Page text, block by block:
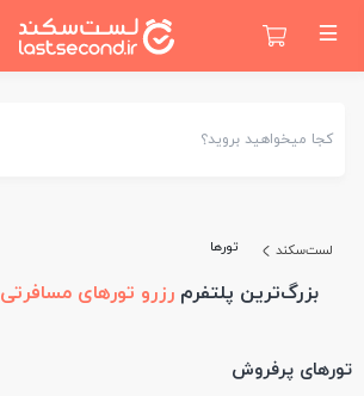
کجا میخواهید بروید؟
لست‌سکند تورها
بزرگ‌ترین پلتفرم رزرو تورهای مسافرتی
تورهای پرفروش